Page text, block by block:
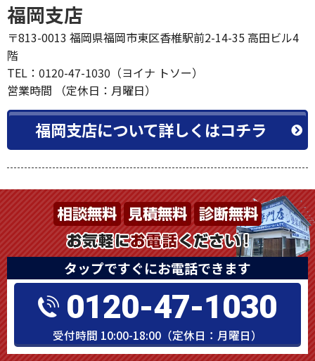
福岡支店
〒813-0013 福岡県福岡市東区香椎駅前2-14-35 高田ビル4
階
TEL：0120-47-1030（ヨイナ トソー）
営業時間 （定休日：月曜日）
福岡支店について詳しくはコチラ
タップですぐにお電話できます
0120-47-1030
受付時間 10:00-18:00（定休日：月曜日）